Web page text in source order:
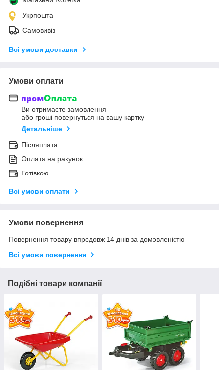
Укрпошта
Самовивіз
Всі умови доставки
Умови оплати
Ви отримаєте замовлення
або гроші повернуться на вашу картку
Детальніше
Післяплата
Оплата на рахунок
Готівкою
Всі умови оплати
Умови повернення
Повернення товару впродовж 14 днів за домовленістю
Всі умови повернення
Подібні товари компанії